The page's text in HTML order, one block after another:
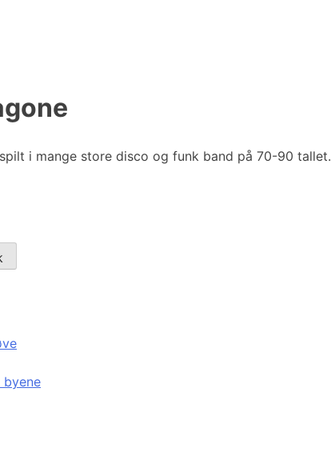
i mange store disco og funk band på 70-90 tallet.
byene